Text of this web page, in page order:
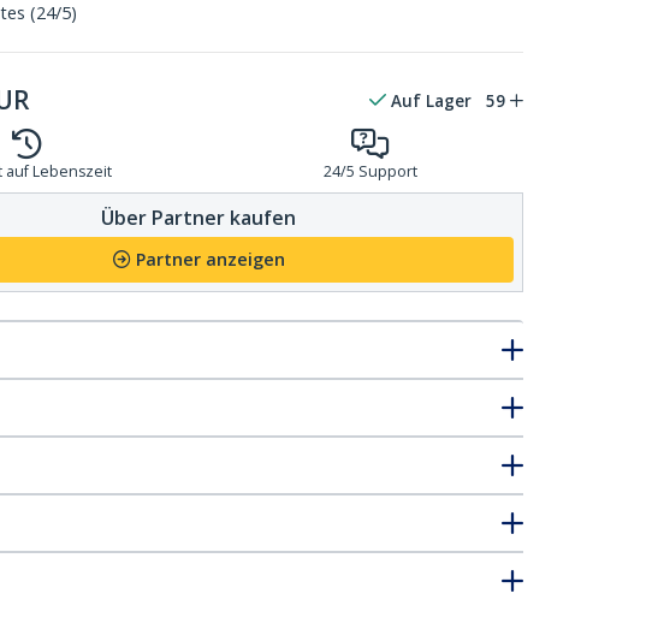
(24/5)
Auf Lager 59
auf Lebenszeit 24/5 Support
Über Partner kaufen
Partner anzeigen